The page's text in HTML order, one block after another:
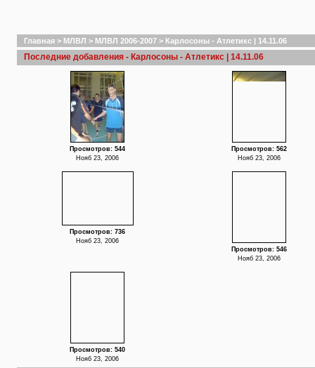
Главная > МЛВЛ > МЛВЛ 2006-2007 > Карлосоны - Атлетикс | 14.11.06
Последние добавления - Карлосоны - Атлетикс | 14.11.06
Просмотров: 544
Нояб 23, 2006
Просмотров: 562
Нояб 23, 2006
Просмотров: 736
Нояб 23, 2006
Просмотров: 546
Нояб 23, 2006
Просмотров: 540
Нояб 23, 2006